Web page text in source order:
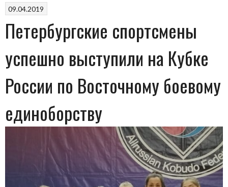
09.04.2019
Петербургские спортсмены
успешно выступили на Кубке
России по Восточному боевому
единоборству